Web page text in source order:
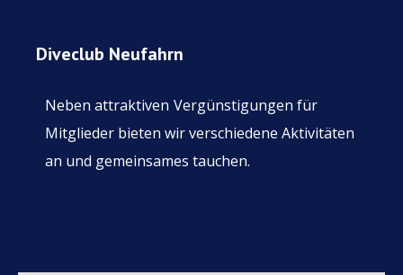
Diveclub Neufahrn
Neben attraktiven Vergünstigungen für
Mitglieder bieten wir verschiedene Aktivitäten
an und gemeinsames tauchen.